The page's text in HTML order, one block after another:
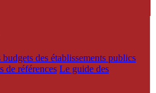
budgets des établissements publics
de références Le guide des